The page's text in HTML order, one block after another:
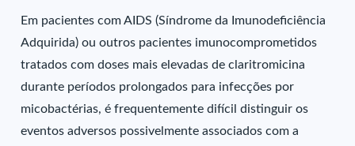
Em pacientes com AIDS (Síndrome da Imunodeficiência
Adquirida) ou outros pacientes imunocomprometidos
tratados com doses mais elevadas de claritromicina
durante períodos prolongados para infecções por
micobactérias, é frequentemente difícil distinguir os
eventos adversos possivelmente associados com a